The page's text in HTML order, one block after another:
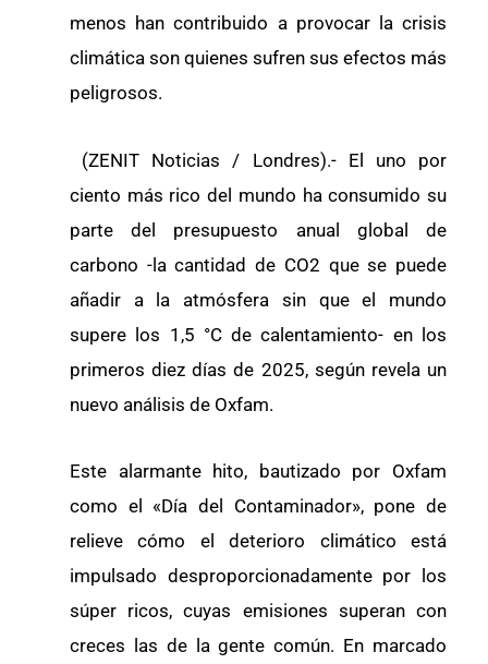
menos han contribuido a provocar la crisis
climática son quienes sufren sus efectos más
peligrosos.
(ZENIT Noticias / Londres).- El uno por
ciento más rico del mundo ha consumido su
parte del presupuesto anual global de
carbono -la cantidad de CO2 que se puede
añadir a la atmósfera sin que el mundo
supere los 1,5 °C de calentamiento- en los
primeros diez días de 2025, según revela un
nuevo análisis de Oxfam.
Este alarmante hito, bautizado por Oxfam
como el «Día del Contaminador», pone de
relieve cómo el deterioro climático está
impulsado desproporcionadamente por los
súper ricos, cuyas emisiones superan con
creces las de la gente común. En marcado